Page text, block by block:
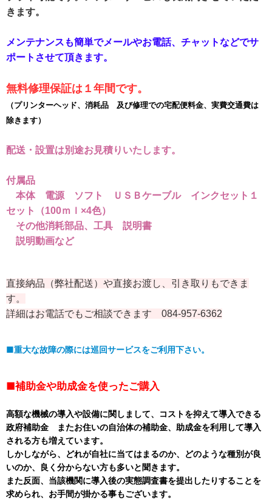
きます。
メンテナンスも簡単でメールやお電話、チャットなどでサ
ポートさせて頂きます。
無料修理保証は１年間です。
（プリンターヘッド、消耗品 及び修理での宅配便料金、実費交通費は
除きます）
配送・設置は別途お見積りいたします。
付属品
本体 電源 ソフト ＵＳＢケーブル インクセット１
セット（100ｍｌ×4色）
その他消耗部品、工具 説明書
説明動画など
直接納品（弊社配送）や直接お渡し、引き取りもできま
す。
詳細はお電話でもご相談できます 084-957-6362
■重大な故障の際には巡回サービスをご利用下さい。
■補助金や助成金を使ったご購入
高額な機械の導入や設備に関しまして、コストを抑えて導入できる
政府補助金 またお住いの自治体の補助金、助成金を利用して導入
される方も増えています。
しかしながら、どれが自社に当てはまるのか、どのような種別が良
いのか、良く分からない方も多いと聞きます。
また反面、当該機関に導入後の実態調査書を提出したりすることを
求められ、お手間が掛かる事もございます。